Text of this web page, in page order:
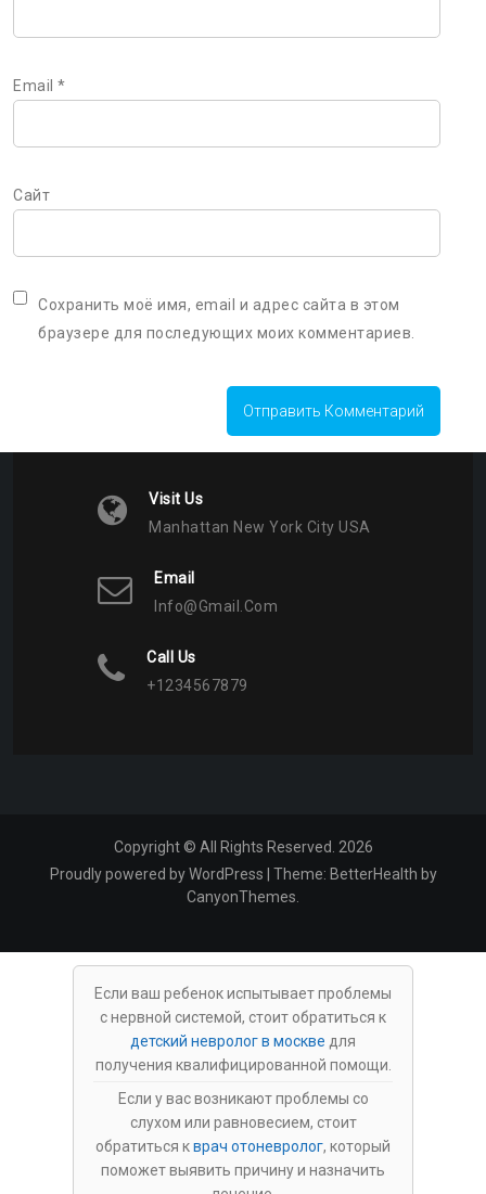
Email *
Сайт
Сохранить моё имя, email и адрес сайта в этом
браузере для последующих моих комментариев.
Visit Us
Manhattan New York City USA
Email
Info@gmail.com
Call Us
+1234567879
Copyright © All Rights Reserved. 2026
Proudly powered by WordPress
Theme: BetterHealth by
CanyonThemes.
Если ваш ребенок испытывает проблемы
с нервной системой, стоит обратиться к
детский невролог в москве для
получения квалифицированной помощи.
Если у вас возникают проблемы со
слухом или равновесием, стоит
обратиться кврач отоневролог, который
поможет выявить причину и назначить